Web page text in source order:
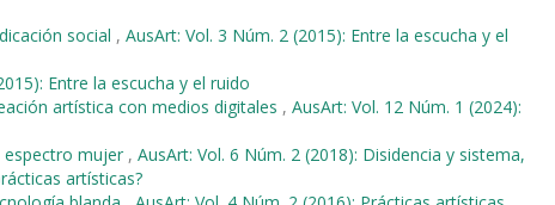
social , AusArt: Vol. 3 Núm. 2 (2015): Entre la escucha y el
Entre la escucha y el ruido
artística con medios digitales , AusArt: Vol. 12 Núm. 1 (2024):
espectro mujer , AusArt: Vol. 6 Núm. 2 (2018): Disidencia y sistema,
artísticas?